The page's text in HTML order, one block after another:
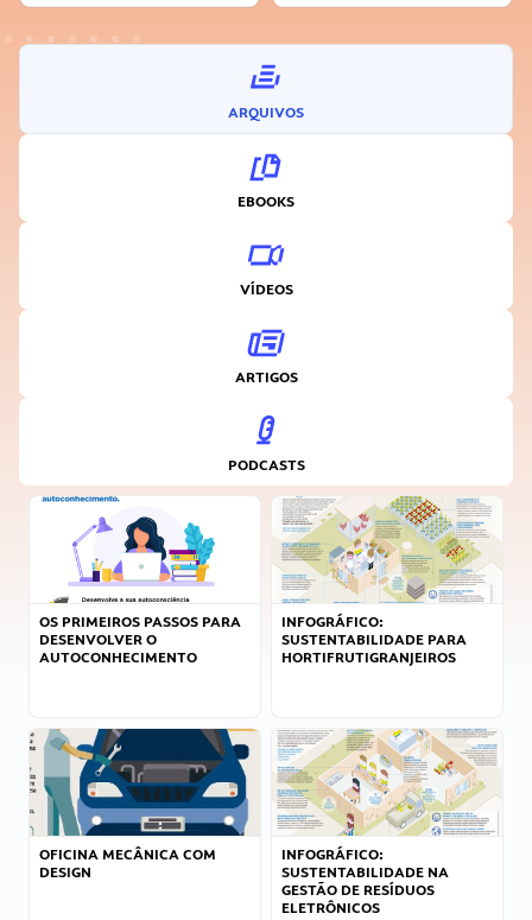
ARQUIVOS
EBOOKS
VÍDEOS
ARTIGOS
PODCASTS
OS PRIMEIROS PASSOS PARA
DESENVOLVER O
AUTOCONHECIMENTO
INFOGRÁFICO:
SUSTENTABILIDADE PARA
HORTIFRUTIGRANJEIROS
OFICINA MECÂNICA COM
DESIGN
INFOGRÁFICO:
SUSTENTABILIDADE NA
GESTÃO DE RESÍDUOS
ELETRÔNICOS